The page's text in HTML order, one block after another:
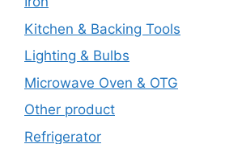
Kitchen & Backing Tools
Lighting & Bulbs
Microwave Oven & OTG
Other product
Refrigerator